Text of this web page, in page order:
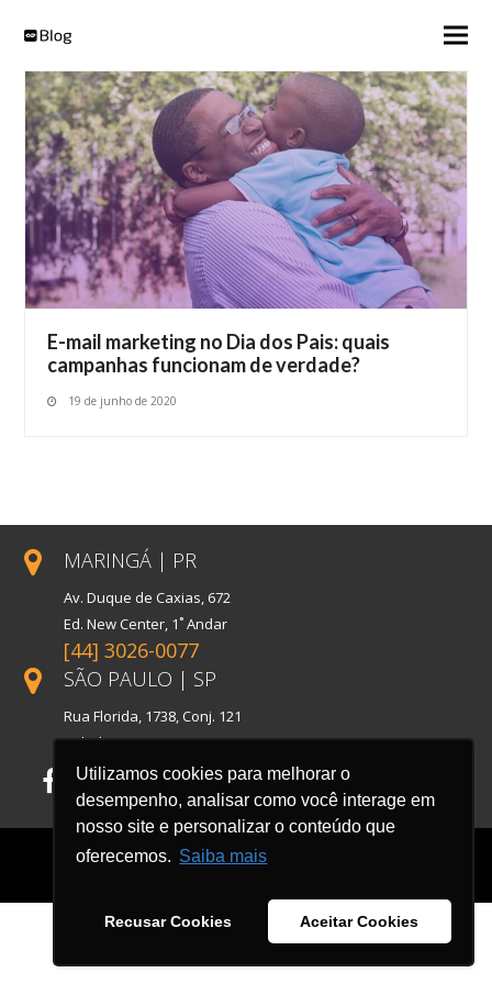
Utilizamos cookies para melhorar o
desempenho, analisar como você interage em
nosso site e personalizar o conteúdo que
oferecemos. Saiba mais
Recusar Cookies Aceitar Cookies
E-mail marketing no Dia dos Pais: quais
campanhas funcionam de verdade?
19 de junho de 2020
MARINGÁ | PR
Av. Duque de Caxias, 672
Ed. New Center, 1˚ Andar
[44] 3026-0077
SÃO PAULO | SP
Rua Florida, 1738, Conj. 121
Cidade Monções
Facebook
LinkedIn
Instagram